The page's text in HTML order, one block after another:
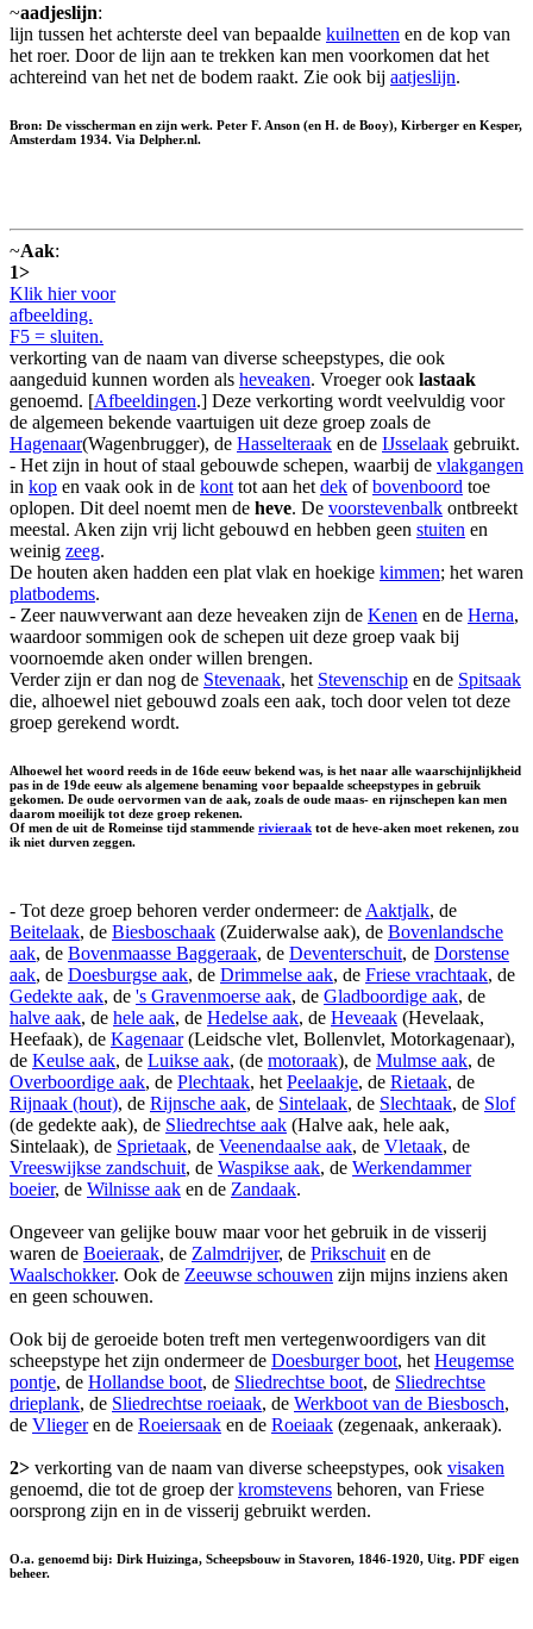
~aadjeslijn:
lijn tussen het achterste deel van bepaalde kuilnetten en de kop van
het roer. Door de lijn aan te trekken kan men voorkomen dat het
achtereind van het net de bodem raakt. Zie ook bij aatjeslijn.
Bron: De visscherman en zijn werk. Peter F. Anson (en H. de Booy), Kirberger en Kesper,
Amsterdam 1934. Via Delpher.nl.
~Aak:
1>
Klik hier voor
afbeelding.
F5 = sluiten.
verkorting van de naam van diverse scheepstypes, die ook
aangeduid kunnen worden als heveaken. Vroeger ook lastaak
genoemd. [Afbeeldingen.] Deze verkorting wordt veelvuldig voor
de algemeen bekende vaartuigen uit deze groep zoals de
Hagenaar(Wagenbrugger), de Hasselteraak en de IJsselaak gebruikt.
- Het zijn in hout of staal gebouwde schepen, waarbij de vlakgangen
in kop en vaak ook in de kont tot aan het dek ofbovenboord toe
oplopen. Dit deel noemt men de heve. De voorstevenbalk ontbreekt
meestal. Aken zijn vrij licht gebouwd en hebben geen stuiten en
weinig zeeg.
De houten aken hadden een plat vlak en hoekige kimmen; het waren
platbodems.
- Zeer nauwverwant aan deze heveaken zijn de Kenen en de Herna,
waardoor sommigen ook de schepen uit deze groep vaak bij
voornoemde aken onder willen brengen.
Verder zijn er dan nog de Stevenaak, het Stevenschip en de Spitsaak
die, alhoewel niet gebouwd zoals een aak, toch door velen tot deze
groep gerekend wordt.
Alhoewel het woord reeds in de 16de eeuw bekend was, is het naar alle waarschijnlijkheid
pas in de 19de eeuw als algemene benaming voor bepaalde scheepstypes in gebruik
gekomen. De oude oervormen van de aak, zoals de oude maas- en rijnschepen kan men
daarom moeilijk tot deze groep rekenen.
Of men de uit de Romeinse tijd stammende rivieraak tot de heve-aken moet rekenen, zou
ik niet durven zeggen.
- Tot deze groep behoren verder ondermeer: de Aaktjalk, de
Beitelaak, de Biesboschaak (Zuiderwalse aak), de Bovenlandsche
aak, de Bovenmaasse Baggeraak, de Deventerschuit, de Dorstense
aak, de Doesburgse aak, de Drimmelse aak, de Friese vrachtaak, de
Gedekte aak, de 's Gravenmoerse aak, de Gladboordige aak, de
halve aak, de hele aak, de Hedelse aak, de Heveaak (Hevelaak,
Heefaak), de Kagenaar(Leidsche vlet, Bollenvlet, Motorkagenaar),
de Keulse aak, de Luikse aak, (de motoraak), de Mulmse aak, de
Overboordige aak, de Plechtaak, het Peelaakje, de Rietaak, de
Rijnaak (hout), de Rijnsche aak, de Sintelaak, de Slechtaak, de Slof
(de gedekte aak), de Sliedrechtse aak (Halve aak, hele aak,
Sintelaak), de Sprietaak, de Veenendaalse aak, de Vletaak, de
Vreeswijkse zandschuit, de Waspikse aak, de Werkendammer
boeier, de Wilnisse aak en de Zandaak.
Ongeveer van gelijke bouw maar voor het gebruik in de visserij
waren de Boeieraak, de Zalmdrijver, de Prikschuit en de
Waalschokker. Ook de Zeeuwse schouwen zijn mijns inziens aken
en geen schouwen.
Ook bij de geroeide boten treft men vertegenwoordigers van dit
scheepstype het zijn ondermeer de Doesburger boot, het Heugemse
pontje, de Hollandse boot, de Sliedrechtse boot, de Sliedrechtse
drieplank, de Sliedrechtse roeiaak, de Werkboot van de Biesbosch,
de Vliegeren de Roeiersaak en de Roeiaak (zegenaak, ankeraak).
2> verkorting van de naam van diverse scheepstypes, ook visaken
genoemd, die tot de groep derkromstevens behoren, van Friese
oorsprong zijn en in de visserij gebruikt werden.
O.a. genoemd bij: Dirk Huizinga, Scheepsbouw in Stavoren, 1846-1920, Uitg. PDF eigen
beheer.